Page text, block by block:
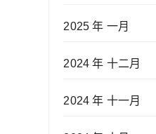
2025 年 一月
2024 年 十二月
2024 年 十一月